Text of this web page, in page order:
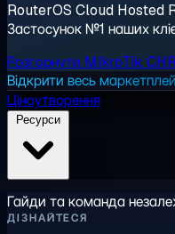
RouterOS Cloud Hosted
Застосунок №1 наших
Розгорнути MikroTik
Відкрити весь
Ціноутворення
Гайди та команда
ДІЗНАЙТЕСЯ